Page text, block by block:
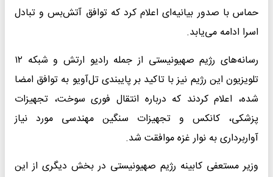
حماس با صدور بیانیه‌ای اعلام کرد که توافق آتش‌بس و تبادل
اسرا ادامه می‌یابد.
رسانه‌های رژیم صهیونیستی از جمله رادیو ارتش و شبکه ۱۲
تلویزیون این رژیم نیز با تاکید بر پایبندی تل‌آویو به توافق امضا
شده، اعلام کردند که درباره انتقال فوری سوخت، تجهیزات
پزشکی، کانکس و تجهیزات سنگین مهندسی مورد نیاز
آواربرداری به نوار غزه موافقت شد.
وزیر مستعفی کابینه رژیم صهیونیستی در بخش دیگری از این